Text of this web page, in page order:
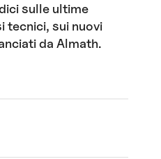
sulle ultime
tecnici, sui nuovi
da Almath.